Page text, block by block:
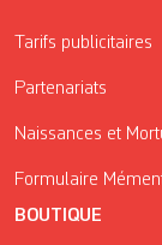
Tarifs publicitaires
Partenariats
Naissances et
Formulaire
BOUTIQUE